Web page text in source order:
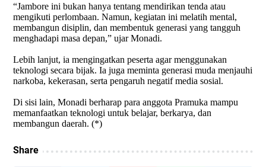
“Jambore ini bukan hanya tentang mendirikan tenda atau
mengikuti perlombaan. Namun, kegiatan ini melatih mental,
membangun disiplin, dan membentuk generasi yang tangguh
menghadapi masa depan,” ujar Monadi.
Lebih lanjut, ia mengingatkan peserta agar menggunakan
teknologi secara bijak. Ia juga meminta generasi muda menjauhi
narkoba, kekerasan, serta pengaruh negatif media sosial.
Di sisi lain, Monadi berharap para anggota Pramuka mampu
memanfaatkan teknologi untuk belajar, berkarya, dan
membangun daerah. (*)
Share